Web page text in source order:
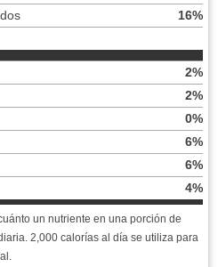
16%
2%
2%
0%
6%
6%
4%
un nutriente en una porción de
2,000 calorías al día se utiliza para